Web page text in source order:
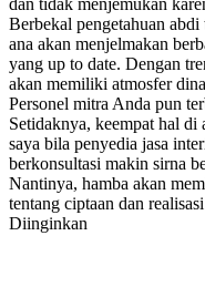
Berbekal pengetahuan
ana akan menjelmakan
yang up to date. Dengan
akan memiliki atmosfer
Personel mitra Anda pun
Setidaknya, keempat hal di
saya bila penyedia jasa
berkonsultasi makin sirna
Nantinya, hamba akan
tentang ciptaan dan
Diinginkan